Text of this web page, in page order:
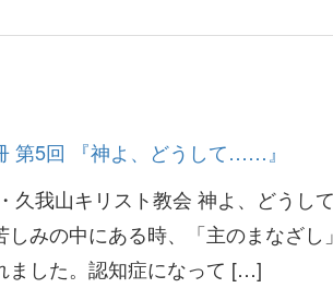
第5回 『神よ、どうして……』
久我山キリスト教会 神よ、どう
しみの中にある時、「主のまなざ
ました。認知症になって […]